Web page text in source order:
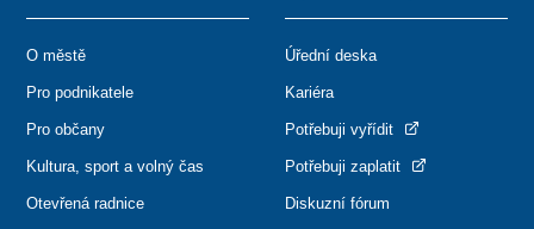
O městě
Pro podnikatele
Pro občany
Kultura, sport a volný čas
Otevřená radnice
Úřední deska
Kariéra
Potřebuji vyřídit
Potřebuji zaplatit
Diskuzní fórum